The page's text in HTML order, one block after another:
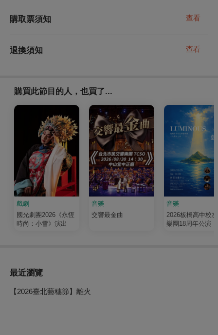
購取票須知 查看
退換須知 查看
購買此節目的人，也買了...
戲劇
國光劇團2026《永恆
時尚：小雪》演出
音樂
交響最金曲
音樂
2026板橋高中校
樂團18周年公演
最近瀏覽
【2026臺北藝穗節】離火